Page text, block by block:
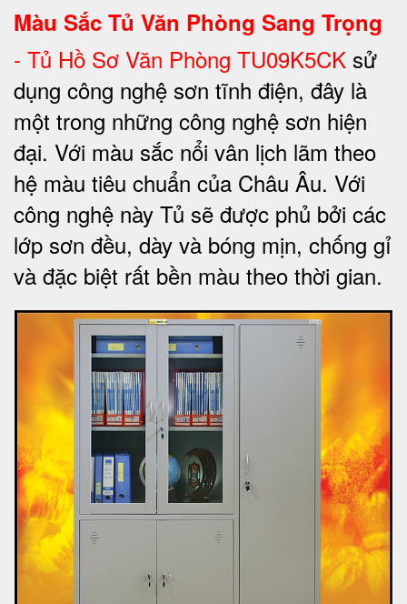
Màu Sắc Tủ Văn Phòng Sang Trọng
- Tủ Hồ Sơ Văn Phòng TU09K5CK sử
dụng công nghệ sơn tĩnh điện, đây là
một trong những công nghệ sơn hiện
đại. Với màu sắc nổi vân lịch lãm theo
hệ màu tiêu chuẩn của Châu Âu. Với
công nghệ này Tủ sẽ được phủ bởi các
lớp sơn đều, dày và bóng mịn, chống gỉ
và đặc biệt rất bền màu theo thời gian.